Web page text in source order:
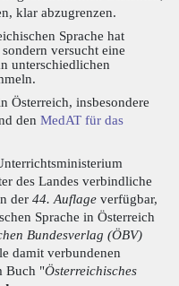
klar abzugrenzen.
Sprache hat
versucht eine
unterschiedlichen
Österreich, insbesondere
den MedAT für das
des Landes verbindliche
der 44. Auflage verfügbar,
Sprache in Österreich
Bundesverlag (ÖBV)
damit verbundenen
Buch "Österreichisches